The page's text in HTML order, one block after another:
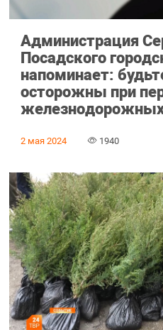
Администрация
Посадского
напоминает:
осторожны при
железнодорожных
2 мая 2024 1940